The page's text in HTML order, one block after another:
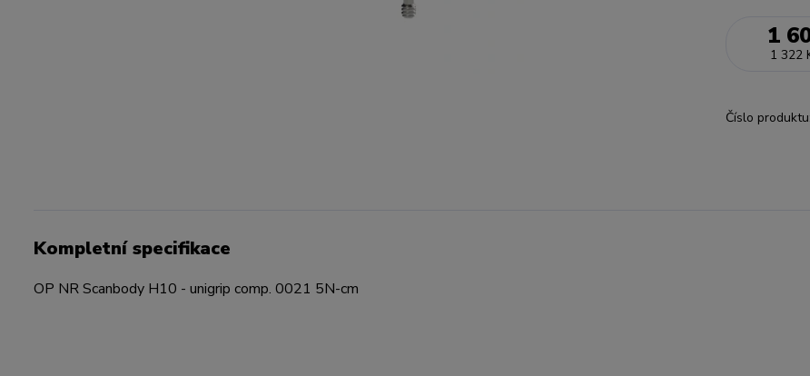
1
1 322
Číslo produktu:
Kompletní specifikace
OP NR Scanbody H10 - unigrip comp. 0021 5N-cm